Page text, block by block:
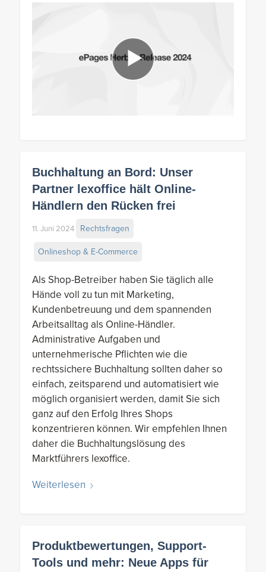
Buchhaltung an Bord: Unser
Partner lexoffice hält Online-
Händlern den Rücken frei
11. Juni 2024 Rechtsfragen
Onlineshop & E-Commerce
Als Shop-Betreiber haben Sie täglich alle
Hände voll zu tun mit Marketing,
Kundenbetreuung und dem spannenden
Arbeitsalltag als Online-Händler.
Administrative Aufgaben und
unternehmerische Pflichten wie die
rechtssichere Buchhaltung sollten daher so
einfach, zeitsparend und automatisiert wie
möglich organisiert werden, damit Sie sich
ganz auf den Erfolg Ihres Shops
konzentrieren können. Wir empfehlen Ihnen
daher die Buchhaltungslösung des
Marktführers lexoffice.
Weiterlesen
Produktbewertungen, Support-
Tools und mehr: Neue Apps für